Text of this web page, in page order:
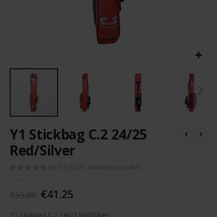
to
the
beginning
Y1 Stickbag C.2 24/25
Red/Silver
Be the first to review this product
€41.25
Y1 Stickbag C.2 24/25 Red/Silver